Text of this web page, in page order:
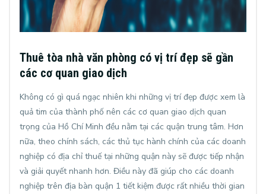
Thuê tòa nhà văn phòng có vị trí đẹp sẽ gần
các cơ quan giao dịch
Không có gì quá ngạc nhiên khi những vị trí đẹp được xem là
quả tim của thành phố nên các cơ quan giao dịch quan
trọng của Hồ Chí Minh đều nằm tại các quận trung tâm. Hơn
nữa, theo chính sách, các thủ tục hành chính của các doanh
nghiệp có địa chỉ thuế tại những quận này sẽ được tiếp nhận
và giải quyết nhanh hơn. Điều này đã giúp cho các doanh
nghiệp trên địa bàn quận 1 tiết kiệm được rất nhiều thời gian